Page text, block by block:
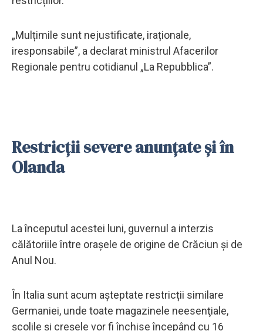
„Mulțimile sunt nejustificate, iraționale,
iresponsabile”, a declarat ministrul Afacerilor
Regionale pentru cotidianul „La Repubblica”.
Restricţii severe anunţate şi în
Olanda
La începutul acestei luni, guvernul a interzis
călătoriile între orașele de origine de Crăciun și de
Anul Nou.
În Italia sunt acum așteptate restricții similare
Germaniei, unde toate magazinele neesenţiale,
şcolile şi creşele vor fi închise începând cu 16